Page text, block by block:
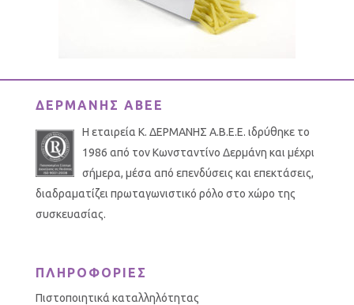
ΔΕΡΜΑΝΗΣ ΑΒΕΕ
Η εταιρεία Κ. ΔΕΡΜΑΝΗΣ Α.Β.Ε.Ε. ιδρύθηκε το
1986 από τον Κωνσταντίνο Δερμάνη και μέχρι
σήμερα, μέσα από επενδύσεις και επεκτάσεις,
διαδραματίζει πρωταγωνιστικό ρόλο στο χώρο της
συσκευασίας.
ΠΛΗΡΟΦΟΡΙΕΣ
Πιστοποιητικά καταλληλότητας